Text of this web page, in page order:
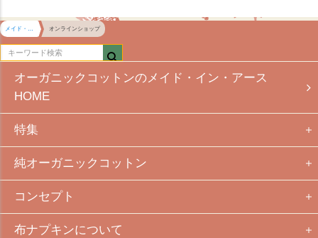
メイド・イン・アース HOME オンラインショップ
オーガニックコットンのメイド・イン・アース
HOME
特集
純オーガニックコットン
コンセプト
布ナプキンについて